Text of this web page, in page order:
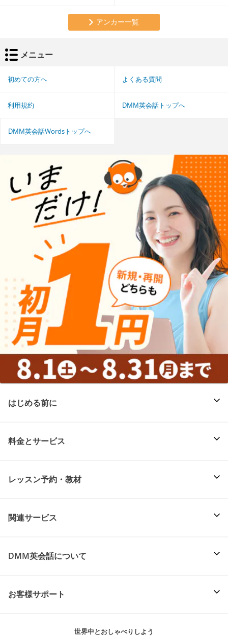
アンカー一覧
メニュー
初めての方へ よくある質問
利用規約 DMM英会話トップへ
DMM英会話Wordsトップへ
はじめる前に
料金とサービス
レッスン予約・教材
関連サービス
DMM英会話について
お客様サポート
世界中とおしゃべりしよう